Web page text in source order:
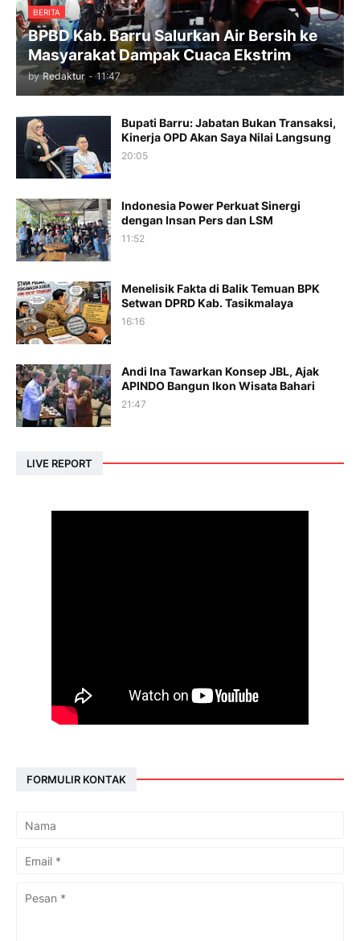
BERITA
BPBD Kab. Barru Salurkan Air Bersih ke
Masyarakat Dampak Cuaca Ekstrim
by Redaktur - 11:47
Bupati Barru: Jabatan Bukan Transaksi,
Kinerja OPD Akan Saya Nilai Langsung
20:05
Indonesia Power Perkuat Sinergi
dengan Insan Pers dan LSM
11:52
Menelisik Fakta di Balik Temuan BPK
Setwan DPRD Kab. Tasikmalaya
16:16
Andi Ina Tawarkan Konsep JBL, Ajak
APINDO Bangun Ikon Wisata Bahari
21:47
LIVE REPORT
FORMULIR KONTAK